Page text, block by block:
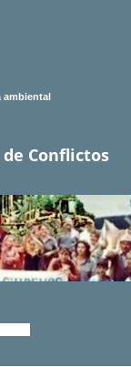
ambiental
Conflictos